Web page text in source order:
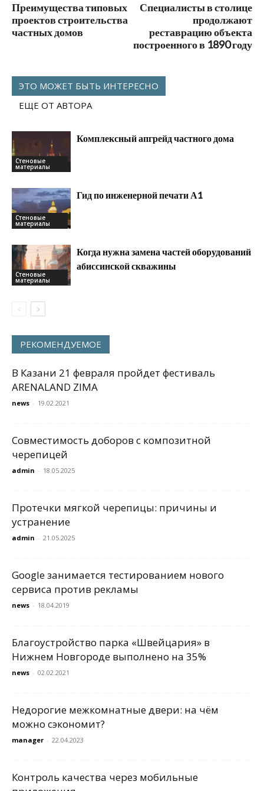
Преимущества типовых
проектов строительства
частных домов
Специалисты в столице
продолжают
реставрацию объекта
построенного в 1890 году
ЭТО МОЖЕТ БЫТЬ ИНТЕРЕСНО
ЕЩЕ ОТ АВТОРА
Стеновые
материалы
Комплексный апгрейд частного дома
Стеновые
материалы
Гид по инженерной печати А1
Стеновые
материалы
Когда нужна замена частей оборудований
абиссинской скважины
РЕКОМЕНДУЕМОЕ
В Казани 21 февраля пройдет фестиваль
ARENALAND ZIMA
news - 19.02.2021
Совместимость доборов с композитной
черепицей
admin - 18.05.2025
Протечки мягкой черепицы: причины и
устранение
admin - 21.05.2025
Google занимается тестированием нового
сервиса против рекламы
news - 18.04.2019
Благоустройство парка «Швейцария» в
Нижнем Новгороде выполнено на 35%
news - 02.02.2021
Недорогие межкомнатные двери: на чём
можно сэкономит?
manager - 22.04.2023
Контроль качества через мобильные